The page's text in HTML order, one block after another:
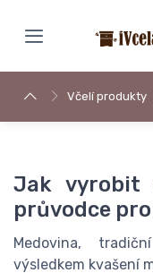
Včelí produkty
Jak vyrobit
průvodce
Medovina,
výsledkem kvašení